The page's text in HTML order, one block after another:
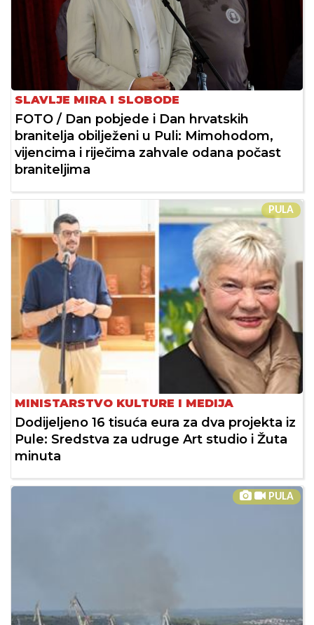
SLAVLJE MIRA I SLOBODE
FOTO / Dan pobjede i Dan hrvatskih
branitelja obilježeni u Puli: Mimohodom,
vijencima i riječima zahvale odana počast
braniteljima
PULA
MINISTARSTVO KULTURE I MEDIJA
Dodijeljeno 16 tisuća eura za dva projekta iz
Pule: Sredstva za udruge Art studio i Žuta
minuta
PULA